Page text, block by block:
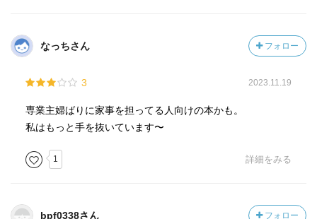
なっちさん フォロー
3 2023.11.19
専業主婦ばりに家事を担ってる人向けの本かも。
私はもっと手を抜いています〜
1 詳細をみる
bpf0338さん フォロー